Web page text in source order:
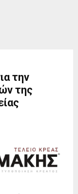
την
της